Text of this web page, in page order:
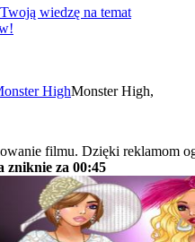
wiedzę na temat
HighMonster High,
filmu. Dzięki reklamom
zniknie za 00:45